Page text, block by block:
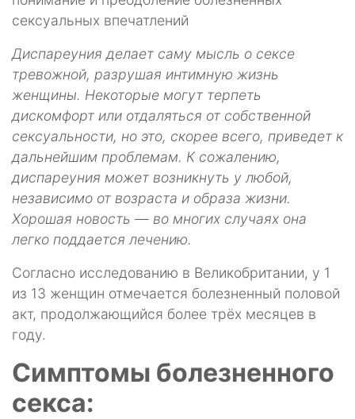
Диспареуния делает саму мысль о сексе
тревожной, разрушая интимную жизнь
женщины. Некоторые могут терпеть
дискомфорт или отдаляться от собственной
сексуальности, но это, скорее всего, приведет к
дальнейшим проблемам. К сожалению,
диспареуния может возникнуть у любой,
независимо от возраста и образа жизни.
Хорошая новость — во многих случаях она
легко поддается лечению.
Согласно исследованию в Великобритании, у 1
из 13 женщин отмечается болезненный половой
акт, продолжающийся более трёх месяцев в
году.
Симптомы болезненного
секса: